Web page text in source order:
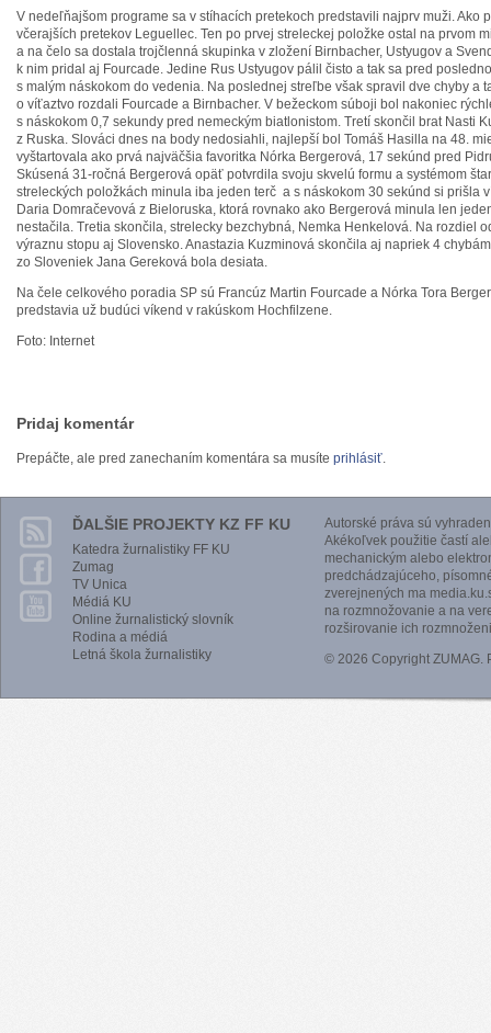
V nedeľňajšom programe sa v stíhacích pretekoch predstavili najprv muži. Ako
včerajších pretekov Leguellec. Ten po prvej streleckej položke ostal na prvom
a na čelo sa dostala trojčlenná skupinka v zložení Birnbacher, Ustyugov a
k nim pridal aj Fourcade. Jedine Rus Ustyugov pálil čisto a tak sa pred
s malým náskokom do vedenia. Na poslednej streľbe však spravil dve chyby a
o víťaztvo rozdali Fourcade a Birnbacher. V bežeckom súboji bol nakoniec
s náskokom 0,7 sekundy pred nemeckým biatlonistom. Tretí skončil brat Nasti
z Ruska. Slováci dnes na body nedosiahli, najlepší bol Tomáš Hasilla na 48.
vyštartovala ako prvá najväčšia favoritka Nórka Bergerová, 17 sekúnd pred
Skúsená 31-ročná Bergerová opäť potvrdila svoju skvelú formu a systémom
streleckých položkách minula iba jeden terč a s náskokom 30 sekúnd si prišla
Daria Domračevová z Bieloruska, ktorá rovnako ako Bergerová minula len
nestačila. Tretia skončila, strelecky bezchybná, Nemka Henkelová. Na rozdiel
výraznu stopu aj Slovensko. Anastazia Kuzminová skončila aj napriek 4
zo Sloveniek Jana Gereková bola desiata.
Na čele celkového poradia SP sú Francúz Martin Fourcade a Nórka Tora
predstavia už budúci víkend v rakúskom Hochfilzene.
Foto: Internet
Pridaj komentár
Prepáčte, ale pred zanechaním komentára sa musíte prihlásiť.
ĎALŠIE PROJEKTY KZ FF KU
Katedra žurnalistiky FF KU
Zumag
TV Unica
Médiá KU
Online žurnalistický slovník
Rodina a médiá
Letná škola žurnalistiky
Autorské práva sú
Akékoľvek použitie častí
mechanickým alebo
predchádzajúceho,
zverejnených ma
na rozmnožovanie a na
rozširovanie ich
© 2026 Copyright ZUMAG.